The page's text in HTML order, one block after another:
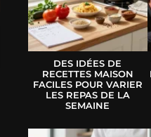
DES IDÉES DE
RECETTES MAISON
FACILES POUR VARIER
LES REPAS DE LA
SEMAINE